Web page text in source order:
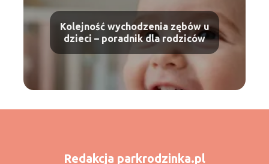
Kolejność wychodzenia zębów u
dzieci – poradnik dla rodziców
Redakcja parkrodzinka.pl